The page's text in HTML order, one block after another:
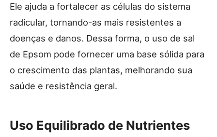
Ele ajuda a fortalecer as células do sistema
radicular, tornando-as mais resistentes a
doenças e danos. Dessa forma, o uso de sal
de Epsom pode fornecer uma base sólida para
o crescimento das plantas, melhorando sua
saúde e resistência geral.
Uso Equilibrado de Nutrientes